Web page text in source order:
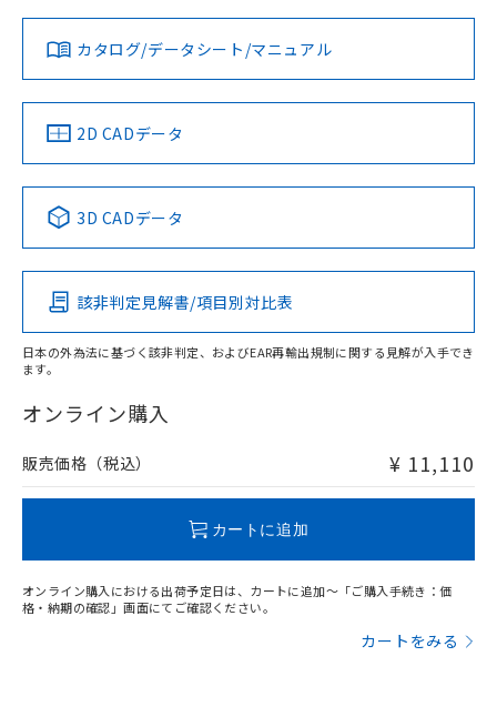
ダウンロードデータをご利用いただく前に、以下を必ずお読
みください。
ソフトウェアの使用条件
対応済み
中国 RoHS 注意事項・凡例
Pb Hg Cd Cr(VI)
O
在庫等で未対応品が混在する可能性があります。
問い合わせください。
LR型式承認
（イギリス
船舶規格）
DNV型式承認
（ノルウェー
BV型式承認
（フランス
KR型式
（韓国
No No No No
この製品の規格認証/適合状況ページへ
その他の認証はこちらのページからご検索ください
カタログ/データシート/マニュアル
2D CADデータ
3D CADデータ
該非判定見解書/項目別対比表
日本の外為法に基づく該非判定、およびEAR再輸出規制に関する見解が入手でき
ます。
オンライン購入
販売価格（税込） ¥ 11,110
カートに追加
オンライン購入における出荷予定日は、カートに追加～「ご購入手続き：価
格・納期の確認」画面にてご確認ください。
カートをみる